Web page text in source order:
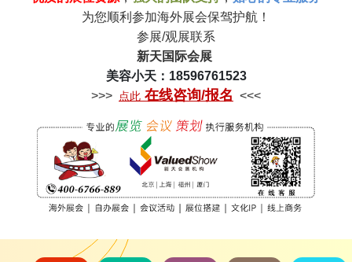
为您顺利参加海外展会保驾护航！
参展/观展联系
新天国际会展
美容小天：18596761523
>>>
点此 在线咨询/报名 <<<